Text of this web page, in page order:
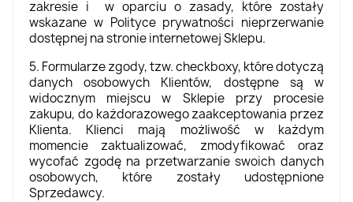
zakresie i w oparciu o zasady, które zostały
wskazane w Polityce prywatności nieprzerwanie
dostępnej na stronie internetowej Sklepu.
5. Formularze zgody, tzw. checkboxy, które dotyczą
danych osobowych Klientów, dostępne są w
widocznym miejscu w Sklepie przy procesie
zakupu, do każdorazowego zaakceptowania przez
Klienta. Klienci mają możliwość w każdym
momencie zaktualizować, zmodyfikować oraz
wycofać zgodę na przetwarzanie swoich danych
osobowych, które zostały udostępnione
Sprzedawcy.